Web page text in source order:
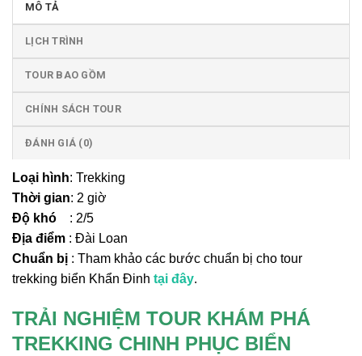
MÔ TẢ
LỊCH TRÌNH
TOUR BAO GỒM
CHÍNH SÁCH TOUR
ĐÁNH GIÁ (0)
Loại hình: Trekking
Thời gian: 2 giờ
Độ khó : 2/5
Địa điểm : Đài Loan
Chuẩn bị : Tham khảo các bước chuẩn bị cho tour
trekking biển Khẩn Đinh tại đây.
TRẢI NGHIỆM TOUR KHÁM PHÁ
TREKKING CHINH PHỤC BIỂN